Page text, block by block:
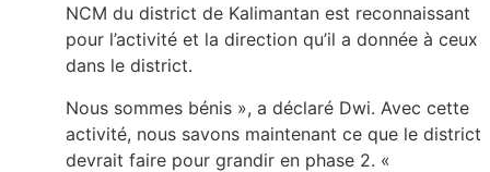
NCM du district de Kalimantan est reconnaissant
pour l’activité et la direction qu’il a donnée à ceux
dans le district.
Nous sommes bénis », a déclaré Dwi. Avec cette
activité, nous savons maintenant ce que le district
devrait faire pour grandir en phase 2. «